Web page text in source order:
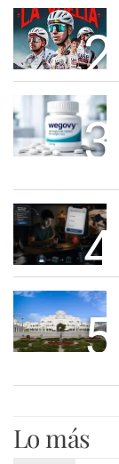
2
3
4
5
Lo más